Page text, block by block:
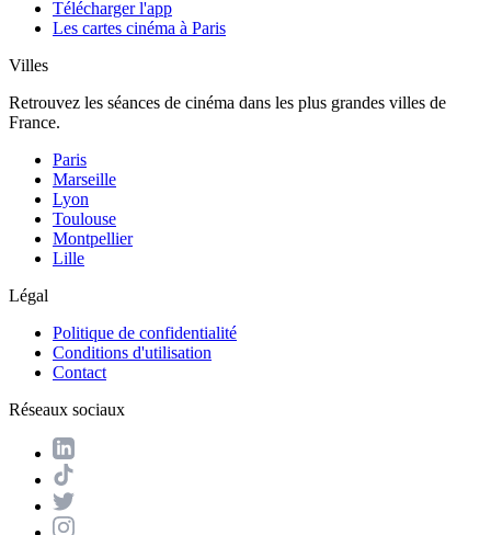
Télécharger l'app
Les cartes cinéma à Paris
Villes
Retrouvez les séances de cinéma dans les plus grandes villes de
France.
Paris
Marseille
Lyon
Toulouse
Montpellier
Lille
Légal
Politique de confidentialité
Conditions d'utilisation
Contact
Réseaux sociaux